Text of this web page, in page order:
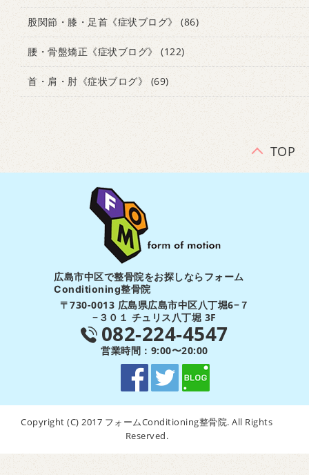
股関節・膝・足首《症状ブログ》 (86)
腰・骨盤矯正《症状ブログ》 (122)
首・肩・肘《症状ブログ》 (69)
TOP
広島市中区で整骨院をお探しならフォーム
Conditioning整骨院
〒730-0013 広島県広島市中区八丁堀6−７
−３０１ チュリス八丁堀 3F
082-224-4547
営業時間：9:00〜20:00
Copyright (C) 2017 フォームConditioning整骨院. All Rights
Reserved.